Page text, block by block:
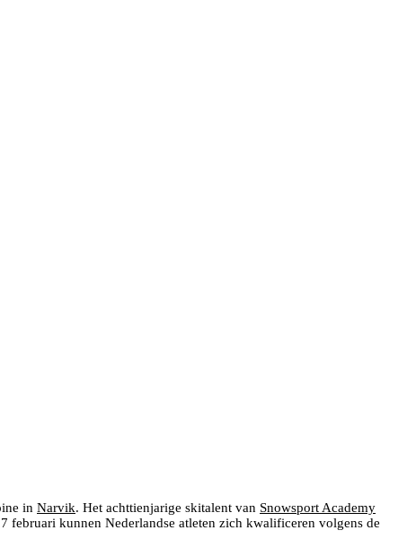
in Narvik. Het achttienjarige skitalent van Snowsport Academy
februari kunnen Nederlandse atleten zich kwalificeren volgens de